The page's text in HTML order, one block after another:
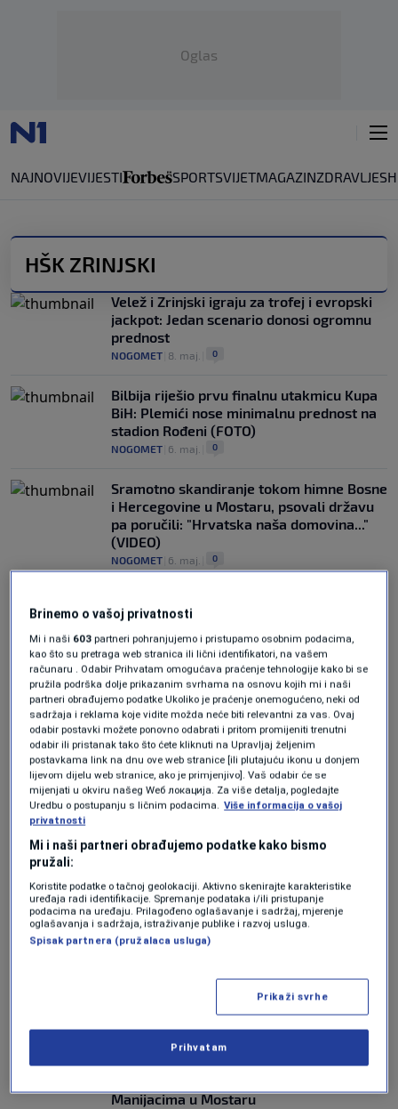
Oglas
NAJNOVIJEVIJESTI SPORTSVIJETMAGAZINZDRAVLJE
HŠK ZRINJSKI
Velež i Zrinjski igraju za trofej i evropski
jackpot: Jedan scenario donosi ogromnu
prednost
NOGOMET 8. maj. 0
Bilbija riješio prvu finalnu utakmicu Kupa
BiH: Plemići nose minimalnu prednost na
stadion Rođeni (FOTO)
NOGOMET 6. maj. 0
Sramotno skandiranje tokom himne Bosne
i Hercegovine u Mostaru, psovali državu
pa poručili: "Hrvatska naša domovina..."
(VIDEO)
NOGOMET 6. maj. 0
Oglas
Zrinjski ili Velež steći prednost pred
uzvratnu utakmicu?
N/FS BiH odredio službena lica za finale
Kupa: Sivac sudi duel Zrinjski – Velež
Zrinjski siguran protiv Željezničara, Velež
1. maj.
Manijacima u Mostaru
Brinemo o vašoj privatnosti
Mi i naši 603 partneri pohranjujemo i pristupamo osobnim podacima,
kao što su pretraga web stranica ili lični identifikatori, na vašem
računaru . Odabir Prihvatam omogućava praćenje tehnologije kako bi se
pružila podrška dolje prikazanim svrhama na osnovu kojih mi i naši
partneri obrađujemo podatke Ukoliko je praćenje onemogućeno, neki od
sadržaja i reklama koje vidite možda neće biti relevantni za vas. Ovaj
odabir postavki možete ponovno odabrati i pritom promijeniti trenutni
odabir ili pristanak tako što ćete kliknuti na Upravljaj željenim
postavkama link na dnu ove web stranice [ili plutajuću ikonu u donjem
lijevom dijelu web stranice, ako je primjenjivo]. Vaš odabir će se
mijenjati u okviru našeg Wеб локација. Za više detalja, pogledajte
Uredbu o postupanju s ličnim podacima. Više informacija o vašoj
privatnosti
Mi i naši partneri obrađujemo podatke kako bismo
pružali:
Koristite podatke o tačnoj geolokaciji. Aktivno skenirajte karakteristike
uređaja radi identifikacije. Spremanje podataka i/ili pristupanje
podacima na uređaju. Prilagođeno oglašavanje i sadržaj, mjerenje
oglašavanja i sadržaja, istraživanje publike i razvoj usluga.
Spisak partnera (pružalaca usluga)
Prikaži svrhe
Prihvatam